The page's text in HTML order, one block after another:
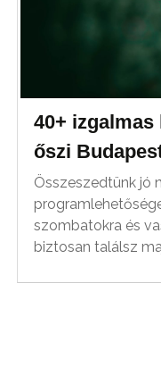
40+
őszi
Összeszedtünk jó
szombatokra és
biztosan találsz